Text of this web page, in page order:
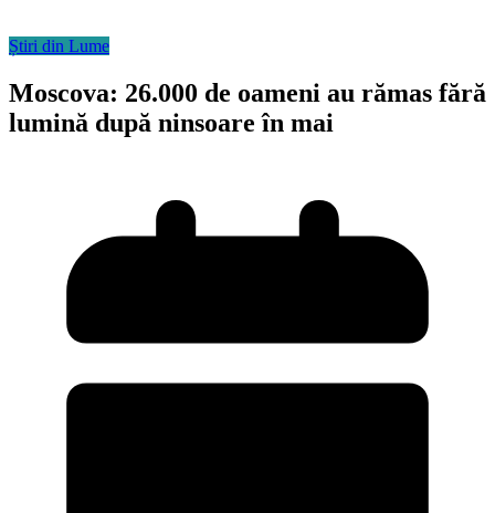
Știri din Lume
Moscova: 26.000 de oameni au rămas fără
lumină după ninsoare în mai